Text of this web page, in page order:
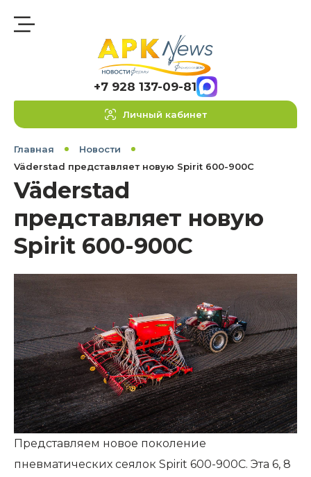
+7 928 137-09-81
Личный кабинет
Главная
Новости
Väderstad представляет новую Spirit 600-900C
Väderstad
представляет новую
Spirit 600-900C
Представляем новое поколение
пневматических сеялок Spirit 600-900C. Эта 6, 8